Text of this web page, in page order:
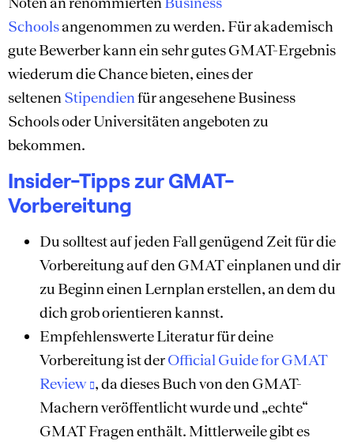
Schoolsangenommen zu werden. Für akademisch
gute Bewerber kann ein sehr gutes GMAT-Ergebnis
wiederum die Chance bieten, eines der
seltenen Stipendienfür angesehene Business
Schools oder Universitäten angeboten zu
bekommen.
Insider-Tipps zur GMAT-
Vorbereitung
Du solltest auf jeden Fall genügend Zeit für die
Vorbereitung auf den GMAT einplanen und dir
zu Beginn einen Lernplan erstellen, an dem du
dich grob orientieren kannst.
Empfehlenswerte Literatur für deine
Vorbereitung ist derOfficial Guide for GMAT
Review , da dieses Buch von den GMAT-
Machern veröffentlicht wurde und „echte“
GMAT Fragen enthält. Mittlerweile gibt es